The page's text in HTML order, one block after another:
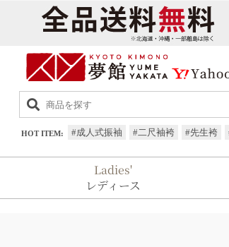
Ladies'
レディース